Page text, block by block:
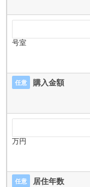
号室
任意 購入金額
万円
任意 居住年数